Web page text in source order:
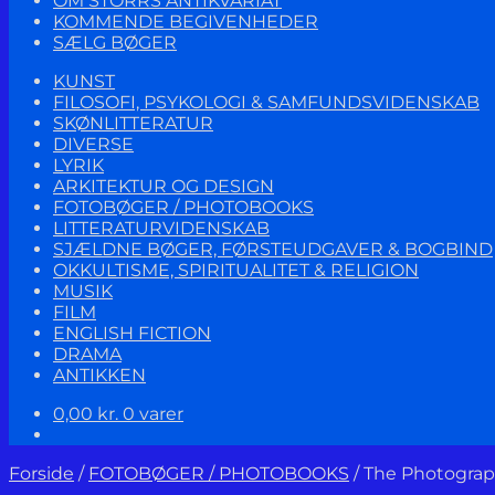
KOMMENDE BEGIVENHEDER
SÆLG BØGER
KUNST
FILOSOFI, PSYKOLOGI & SAMFUNDSVIDENSKAB
SKØNLITTERATUR
DIVERSE
LYRIK
ARKITEKTUR OG DESIGN
FOTOBØGER / PHOTOBOOKS
LITTERATURVIDENSKAB
SJÆLDNE BØGER, FØRSTEUDGAVER & BOGBIND
OKKULTISME, SPIRITUALITET & RELIGION
MUSIK
FILM
ENGLISH FICTION
DRAMA
ANTIKKEN
0,00 kr. 0 varer
Forside / FOTOBØGER / PHOTOBOOKS /The